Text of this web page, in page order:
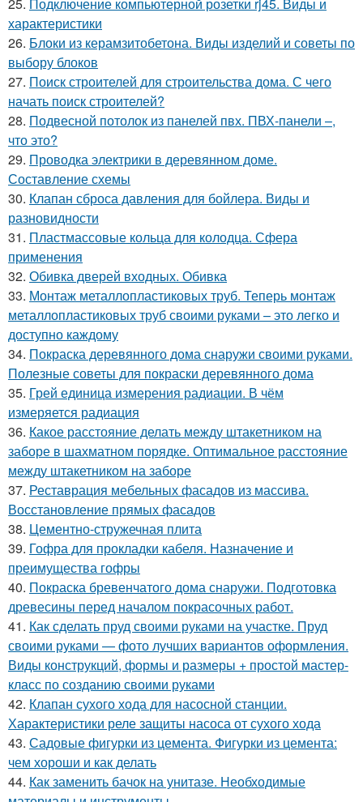
25. Подключение компьютерной розетки rj45. Виды и
характеристики
26. Блоки из керамзитобетона. Виды изделий и советы по
выбору блоков
27. Поиск строителей для строительства дома. С чего
начать поиск строителей?
28. Подвесной потолок из панелей пвх. ПВХ-панели –,
что это?
29. Проводка электрики в деревянном доме.
Составление схемы
30. Клапан сброса давления для бойлера. Виды и
разновидности
31. Пластмассовые кольца для колодца. Сфера
применения
32. Обивка дверей входных. Обивка
33. Монтаж металлопластиковых труб. Теперь монтаж
металлопластиковых труб своими руками – это легко и
доступно каждому
34. Покраска деревянного дома снаружи своими руками.
Полезные советы для покраски деревянного дома
35. Грей единица измерения радиации. В чём
измеряется радиация
36. Какое расстояние делать между штакетником на
заборе в шахматном порядке. Оптимальное расстояние
между штакетником на заборе
37. Реставрация мебельных фасадов из массива.
Восстановление прямых фасадов
38. Цементно-стружечная плита
39. Гофра для прокладки кабеля. Назначение и
преимущества гофры
40. Покраска бревенчатого дома снаружи. Подготовка
древесины перед началом покрасочных работ.
41. Как сделать пруд своими руками на участке. Пруд
своими руками — фото лучших вариантов оформления.
Виды конструкций, формы и размеры + простой мастер-
класс по созданию своими руками
42. Клапан сухого хода для насосной станции.
Характеристики реле защиты насоса от сухого хода
43. Садовые фигурки из цемента. Фигурки из цемента:
чем хороши и как делать
44. Как заменить бачок на унитазе. Необходимые